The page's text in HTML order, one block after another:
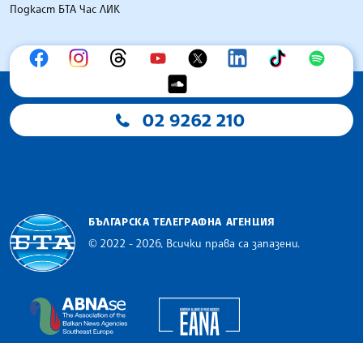
Подкаст БТА Час ЛИК
02 9262 210
БЪЛГАРСКА ТЕЛЕГРАФНА АГЕНЦИЯ
© 2022 - 2026, Всички права са запазени.
The Assocoation of the Balkan News Agencies